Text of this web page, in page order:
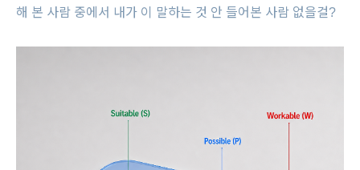
해 본 사람 중에서 내가 이 말하는 것 안 들어본 사람 없을걸?